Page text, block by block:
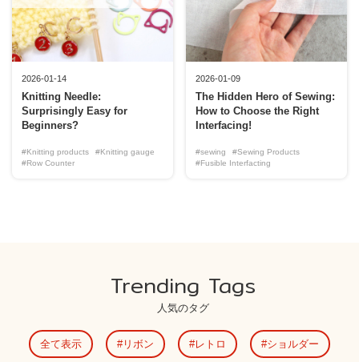
2026-01-14
Knitting Needle:
Surprisingly Easy for
Beginners?
#Knitting products
#Knitting gauge
#Row Counter
2026-01-09
The Hidden Hero of Sewing:
How to Choose the Right
Interfacing!
#sewing
#Sewing Products
#Fusible Interfacting
Trending Tags
人気のタグ
全て表示 リボン レトロ ショルダー